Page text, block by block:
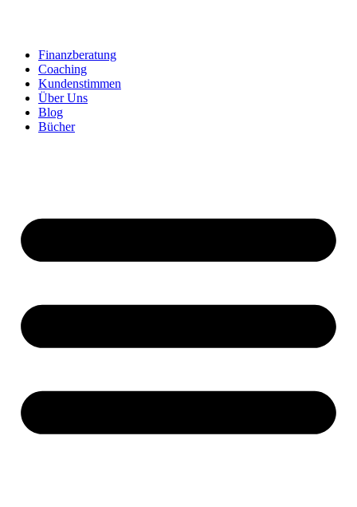
Finanzberatung
Coaching
Kundenstimmen
Über Uns
Blog
Bücher